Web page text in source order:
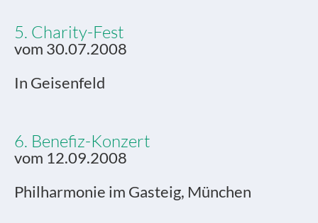
5. Charity-Fest
vom 30.07.2008
In Geisenfeld
6. Benefiz-Konzert
vom 12.09.2008
Philharmonie im Gasteig, München